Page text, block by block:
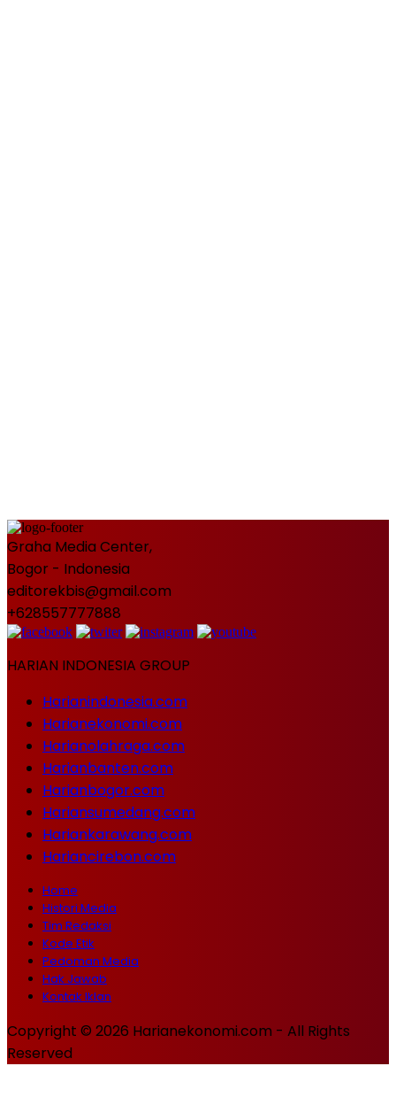
Graha Media Center,
Bogor - Indonesia
editorekbis@gmail.com
+628557777888
HARIAN INDONESIA GROUP
Harianindonesia.com
Harianekonomi.com
Harianolahraga.com
Harianbanten.com
Harianbogor.com
Hariansumedang.com
Hariankarawang.com
Hariancirebon.com
Home
Histori Media
Tim Redaksi
Kode Etik
Pedoman Media
Hak Jawab
Kontak Iklan
Copyright © 2026 Harianekonomi.com - All Rights
Reserved